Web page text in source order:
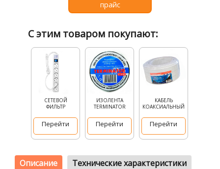
прайс
С этим товаром покупают:
СЕТЕВОЙ
ФИЛЬТР
Перейти
ИЗОЛЕНТА
TERMINATOR
Перейти
КАБЕЛЬ
КОАКСИАЛЬНЫЙ
Перейти
Описание Технические характеристики